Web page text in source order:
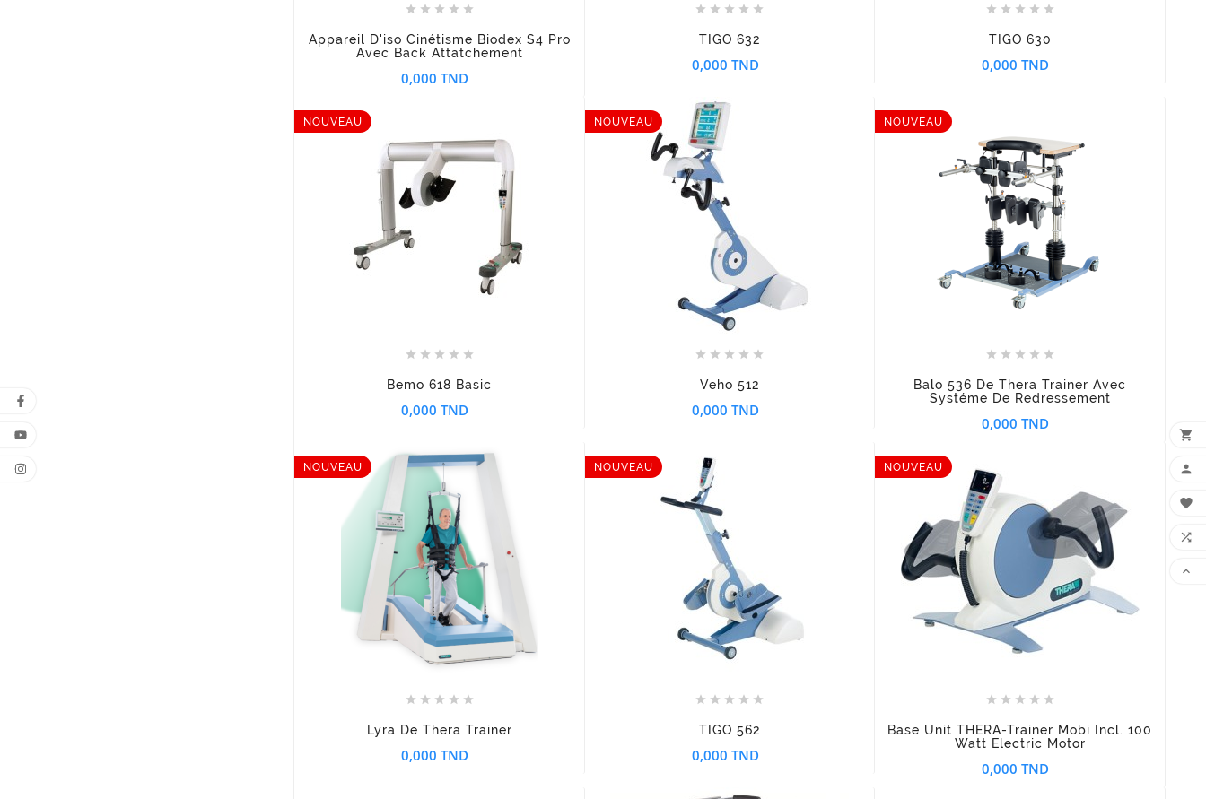
    
Appareil D'iso Cinétisme Biodex S4 Pro
Avec Back Attatchement
0,000 TND
    
TIGO 632
0,000 TND
    
TIGO 630
0,000 TND
NOUVEAU
    
Bemo 618 Basic
0,000 TND
NOUVEAU
  
    
Veho 512
0,000 TND
NOUVEAU
    
Balo 536 De Thera Trainer Avec
Systéme De Redressement
0,000 TND
NOUVEAU
  
    
Lyra De Thera Trainer
0,000 TND
NOUVEAU
    
TIGO 562
0,000 TND
NOUVEAU
    
Base Unit THERA-Trainer Mobi Incl. 100
Watt Electric Motor
0,000 TND




